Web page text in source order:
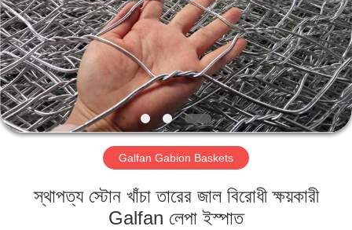
পণ্য
ভিডিও
ভিআর
শো
আমাদের
Galfan Gabion Baskets
স্থাপত্য স্টোন খাঁচা তারের জাল বিরোধী ক্ষয়কারী
Galfan লেপা ইস্পাত